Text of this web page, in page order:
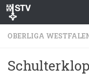
Zum Inhalt
OBERLIGA